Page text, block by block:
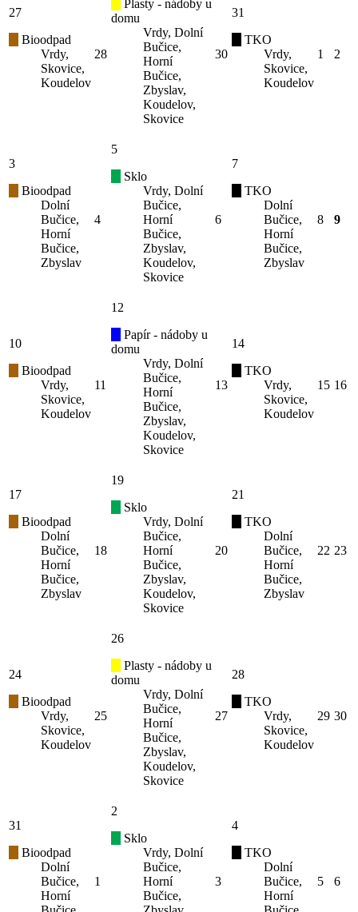
27
Bioodpad
Vrdy,
Skovice,
Koudelov
28
Plasty - nádoby u
domu
Vrdy, Dolní
Bučice,
Horní
Bučice,
Zbyslav,
Koudelov,
Skovice
30
31
TKO
Vrdy,
Skovice,
Koudelov
1 2
3
Bioodpad
Dolní
Bučice,
Horní
Bučice,
Zbyslav
4
5
Sklo
Vrdy, Dolní
Bučice,
Horní
Bučice,
Zbyslav,
Koudelov,
Skovice
6
7
TKO
Dolní
Bučice,
Horní
Bučice,
Zbyslav
8 9
10
Bioodpad
Vrdy,
Skovice,
Koudelov
11
12
Papír - nádoby u
domu
Vrdy, Dolní
Bučice,
Horní
Bučice,
Zbyslav,
Koudelov,
Skovice
13
14
TKO
Vrdy,
Skovice,
Koudelov
15 16
17
Bioodpad
Dolní
Bučice,
Horní
Bučice,
Zbyslav
18
19
Sklo
Vrdy, Dolní
Bučice,
Horní
Bučice,
Zbyslav,
Koudelov,
Skovice
20
21
TKO
Dolní
Bučice,
Horní
Bučice,
Zbyslav
22 23
24
Bioodpad
Vrdy,
Skovice,
Koudelov
25
26
Plasty - nádoby u
domu
Vrdy, Dolní
Bučice,
Horní
Bučice,
Zbyslav,
Koudelov,
Skovice
27
28
TKO
Vrdy,
Skovice,
Koudelov
29 30
31
Bioodpad
Dolní
Bučice,
Horní
1
2
Sklo
Vrdy, Dolní
Bučice,
Horní
Bučice,
3
4
TKO
Dolní
Bučice,
Horní
5 6